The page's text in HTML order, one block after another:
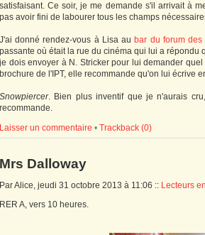
satisfaisant. Ce soir, je me demande s'il arrivait à
pas avoir fini de labourer tous les champs
J'ai donné rendez-vous à Lisa au bar du forum des
passante où était la rue du cinéma qui lui a répondu
je dois envoyer à N. Stricker pour lui demander
brochure de l'IPT, elle recommande qu'on lui écrive
Snowpiercer. Bien plus inventif que je n'aurais
recommande.
Laisser un commentaire • Trackback (0)
Mrs Dalloway
Par Alice, jeudi 31 octobre 2013 à 11:06 :: Lecteurs
RER A, vers 10 heures.